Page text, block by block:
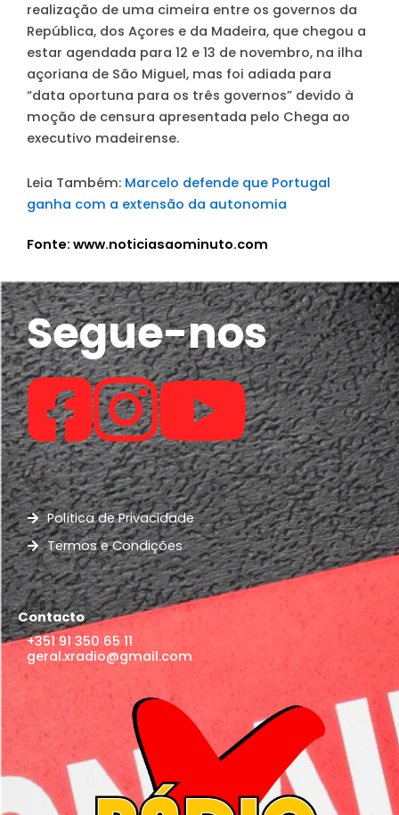
realização de uma cimeira entre os governos da
República, dos Açores e da Madeira, que chegou a
estar agendada para 12 e 13 de novembro, na ilha
açoriana de São Miguel, mas foi adiada para
“data oportuna para os três governos” devido à
moção de censura apresentada pelo Chega ao
executivo madeirense.
Leia Também: Marcelo defende que Portugal
ganha com a extensão da autonomia
Fonte: www.noticiasaominuto.com
Segue-nos
Política de Privacidade
Termos e Condições
Contacto
+351 91 350 65 11
geral.xradio@gmail.com